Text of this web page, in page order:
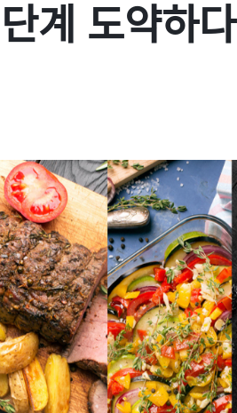
계 도약하다